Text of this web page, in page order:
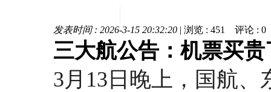
发表时间 : 2026-3-15 20:32:20 | 浏览 : 451 评论 : 0
三大航公告：机票买
3月13日晚上，国航